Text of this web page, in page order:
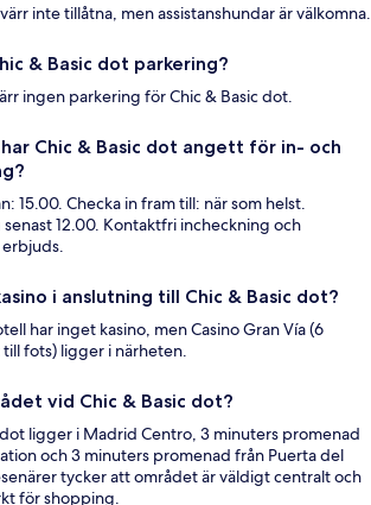
inte tillåtna, men assistanshundar är välkomna.
& Basic dot parkering?
ingen parkering för Chic & Basic dot.
Chic & Basic dot angett för in- och
15.00. Checka in fram till: när som helst.
12.00. Kontaktfri incheckning och
i anslutning till Chic & Basic dot?
har inget kasino, men Casino Gran Vía (6
fots) ligger i närheten.
vid Chic & Basic dot?
ligger i Madrid Centro, 3 minuters promenad
och 3 minuters promenad från Puerta del
tycker att området är väldigt centralt och
för shopping.